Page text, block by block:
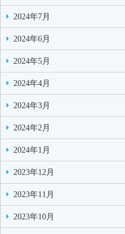
2024年7月
2024年6月
2024年5月
2024年4月
2024年3月
2024年2月
2024年1月
2023年12月
2023年11月
2023年10月